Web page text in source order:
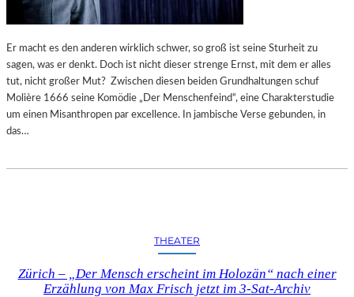
Er macht es den anderen wirklich schwer, so groß ist seine Sturheit zu
sagen, was er denkt. Doch ist nicht dieser strenge Ernst, mit dem er alles
tut, nicht großer Mut? Zwischen diesen beiden Grundhaltungen schuf
Molière 1666 seine Komödie „Der Menschenfeind“, eine Charakterstudie
um einen Misanthropen par excellence. In jambische Verse gebunden, in
das…
THEATER
Zürich – „Der Mensch erscheint im Holozän“ nach einer
Erzählung von Max Frisch jetzt im 3-Sat-Archiv